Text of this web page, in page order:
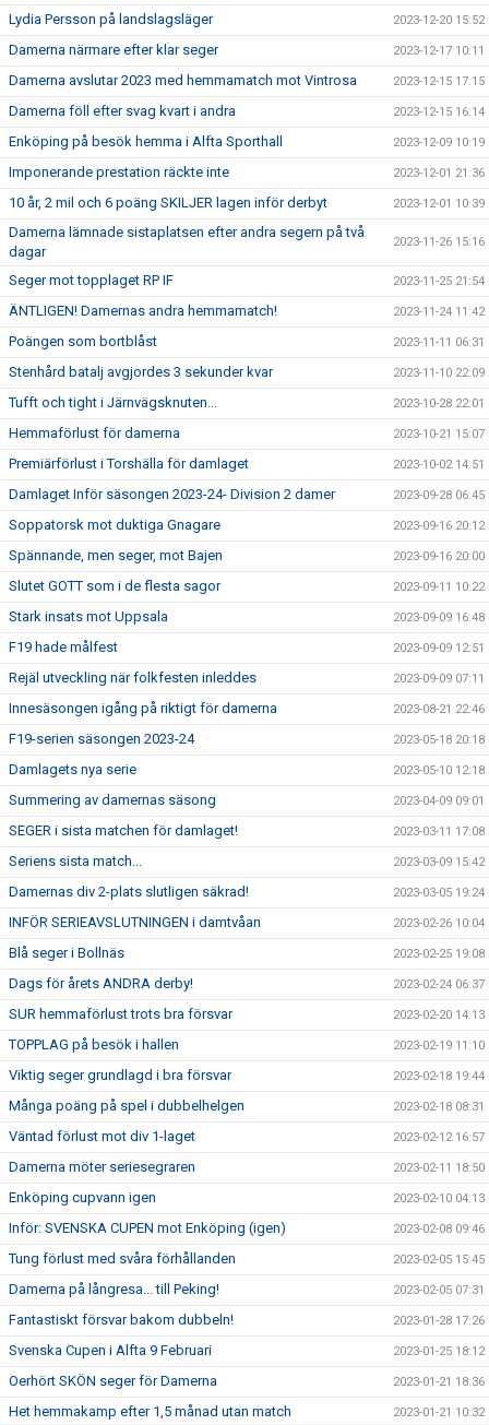
Lydia Persson på landslagsläger 2023-12-20 15:52
Damerna närmare efter klar seger 2023-12-17 10:11
Damerna avslutar 2023 med hemmamatch mot Vintrosa 2023-12-15 17:15
Damerna föll efter svag kvart i andra 2023-12-15 16:14
Enköping på besök hemma i Alfta Sporthall 2023-12-09 10:19
Imponerande prestation räckte inte 2023-12-01 21:36
10 år, 2 mil och 6 poäng SKILJER lagen inför derbyt 2023-12-01 10:39
Damerna lämnade sistaplatsen efter andra segern på två
dagar
2023-11-26 15:16
Seger mot topplaget RP IF 2023-11-25 21:54
ÄNTLIGEN! Damernas andra hemmamatch! 2023-11-24 11:42
Poängen som bortblåst 2023-11-11 06:31
Stenhård batalj avgjordes 3 sekunder kvar 2023-11-10 22:09
Tufft och tight i Järnvägsknuten... 2023-10-28 22:01
Hemmaförlust för damerna 2023-10-21 15:07
Premiärförlust i Torshälla för damlaget 2023-10-02 14:51
Damlaget Inför säsongen 2023-24- Division 2 damer 2023-09-28 06:45
Soppatorsk mot duktiga Gnagare 2023-09-16 20:12
Spännande, men seger, mot Bajen 2023-09-16 20:00
Slutet GOTT som i de flesta sagor 2023-09-11 10:22
Stark insats mot Uppsala 2023-09-09 16:48
F19 hade målfest 2023-09-09 12:51
Rejäl utveckling när folkfesten inleddes 2023-09-09 07:11
Innesäsongen igång på riktigt för damerna 2023-08-21 22:46
F19-serien säsongen 2023-24 2023-05-18 20:18
Damlagets nya serie 2023-05-10 12:18
Summering av damernas säsong 2023-04-09 09:01
SEGER i sista matchen för damlaget! 2023-03-11 17:08
Seriens sista match... 2023-03-09 15:42
Damernas div 2-plats slutligen säkrad! 2023-03-05 19:24
INFÖR SERIEAVSLUTNINGEN i damtvåan 2023-02-26 10:04
Blå seger i Bollnäs 2023-02-25 19:08
Dags för årets ANDRA derby! 2023-02-24 06:37
SUR hemmaförlust trots bra försvar 2023-02-20 14:13
TOPPLAG på besök i hallen 2023-02-19 11:10
Viktig seger grundlagd i bra försvar 2023-02-18 19:44
Många poäng på spel i dubbelhelgen 2023-02-18 08:31
Väntad förlust mot div 1-laget 2023-02-12 16:57
Damerna möter seriesegraren 2023-02-11 18:50
Enköping cupvann igen 2023-02-10 04:13
Inför: SVENSKA CUPEN mot Enköping (igen) 2023-02-08 09:46
Tung förlust med svåra förhållanden 2023-02-05 15:45
Damerna på långresa... till Peking! 2023-02-05 07:31
Fantastiskt försvar bakom dubbeln! 2023-01-28 17:26
Svenska Cupen i Alfta 9 Februari 2023-01-25 18:12
Oerhört SKÖN seger för Damerna 2023-01-21 18:36
Het hemmakamp efter 1,5 månad utan match 2023-01-21 10:32